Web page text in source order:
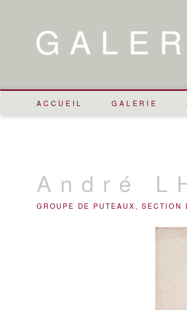
ACCUEIL GALERIE
André
GROUPE DE PUTEAUX, SECTION